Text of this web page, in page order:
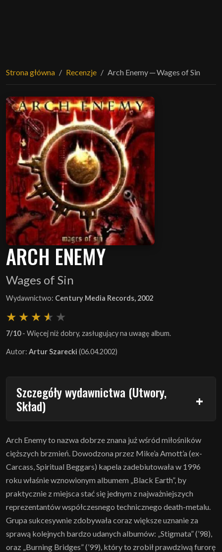
Strona główna Recenzje Arch Enemy ─ Wages of Sin
ARCH ENEMY
Wages of Sin
Wydawnictwo: Century Media Records, 2002
7/10- Więcej niż dobry, zasługujący na uwagę album.
Autor: Artur Szarecki (06.04.2002)
Szczegóły wydawnictwa (Utwory,
Skład)
Arch Enemy to nazwa dobrze znana już wśród miłośników
cięższych brzmień. Dowodzona przez Mike’a Amott’a (ex-
Carcass, Spiritual Beggars) kapela zadebiutowała w 1996
roku właśnie wznowionym albumem „Black Earth”, by
praktycznie z miejsca stać się jednym z najważniejszych
reprezentantów współczesnego technicznego death-metalu.
Grupa sukcesywnie zdobywała coraz większe uznanie za
sprawą kolejnych bardzo udanych albumów: „Stigmata” (’98),
oraz „Burning Bridges” (’99), który to zrobił prawdziwą furorę